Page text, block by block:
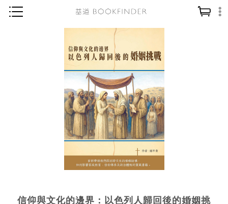
讀經／研經
聖經
信仰入門
教會歷史
靈修／禱告
社會／倫理
信仰與文化的邊界：以色列人歸回後的婚姻挑